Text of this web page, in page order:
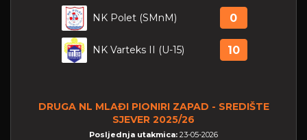
NK Polet (SMnM) 0
NK Varteks II (U-15) 10
DRUGA NL MLAĐI PIONIRI ZAPAD - SREDIŠTE
SJEVER 2025/26
Posljednja utakmica: 23-05-2026